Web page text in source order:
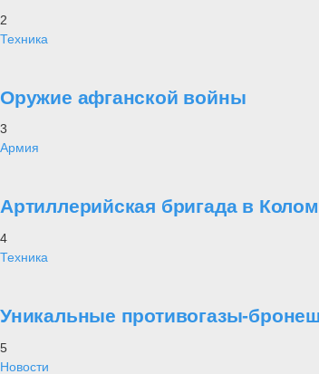
2
Техника
Оружие афганской войны
3
Армия
Артиллерийская бригада в
4
Техника
Уникальные противогазы-
5
Новости